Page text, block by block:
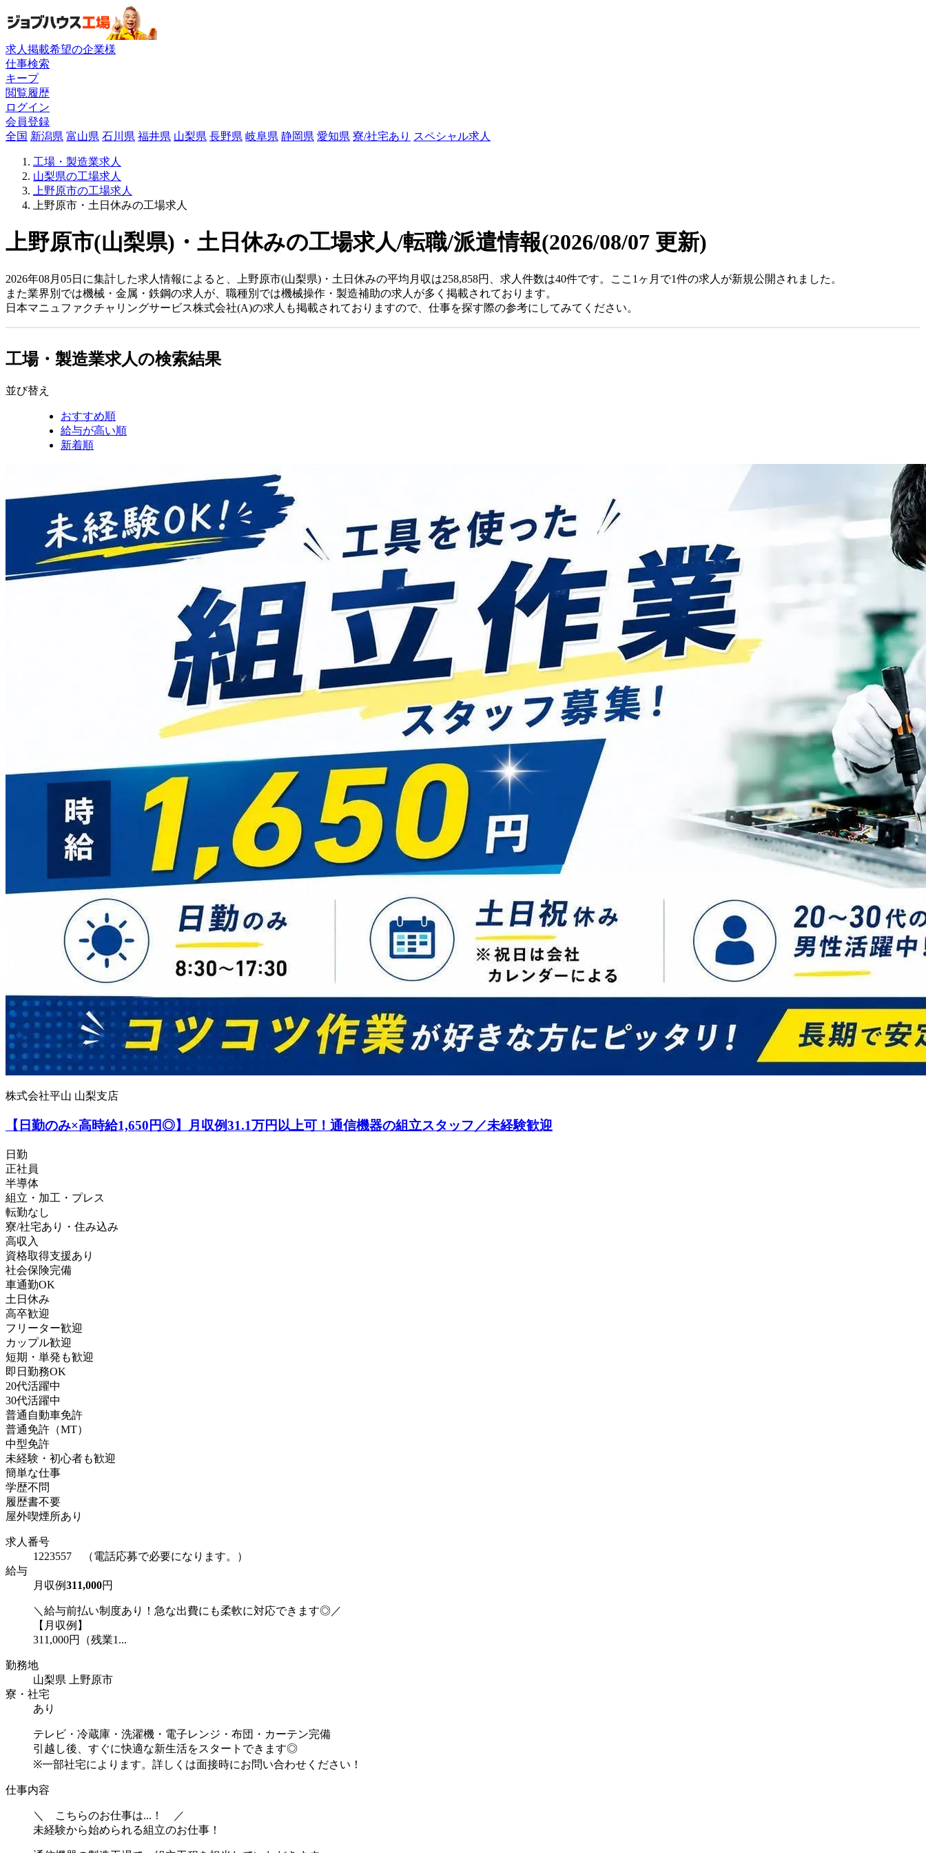
求人掲載希望の企業様
仕事検索
キープ
閲覧履歴
ログイン
会員登録
全国 新潟県 富山県 石川県 福井県 山梨県 長野県 岐阜県 静岡県 愛知県 寮/社宅あり スペシャル求人
工場・製造業求人
山梨県の工場求人
上野原市の工場求人
上野原市・土日休みの工場求人
上野原市(山梨県)・土日休みの工場求人/転職/派遣情報(2026/08/07 更新)
2026年08月05日に集計した求人情報によると、上野原市(山梨県)・土日休みの平均月収は258,858円、求人件数は40件です。ここ1ヶ月で1件の求人が新規公開されました。
また業界別では機械・金属・鉄鋼の求人が、職種別では機械操作・製造補助の求人が多く掲載されております。
日本マニュファクチャリングサービス株式会社(A)の求人も掲載されておりますので、仕事を探す際の参考にしてみてください。
工場・製造業求人の検索結果
並び替え
おすすめ順
給与が高い順
新着順
株式会社平山 山梨支店
【日勤のみ×高時給1,650円◎】月収例31.1万円以上可！通信機器の組立スタッフ／未経験歓迎
日勤
正社員
半導体
組立・加工・プレス
転勤なし
寮/社宅あり・住み込み
高収入
資格取得支援あり
社会保険完備
車通勤OK
土日休み
高卒歓迎
フリーター歓迎
カップル歓迎
短期・単発も歓迎
即日勤務OK
20代活躍中
30代活躍中
普通自動車免許
普通免許（MT）
中型免許
未経験・初心者も歓迎
簡単な仕事
学歴不問
履歴書不要
屋外喫煙所あり
求人番号
1223557 （電話応募で必要になります。）
給与
月収例311,000円
＼給与前払い制度あり！急な出費にも柔軟に対応できます◎／
【月収例】
311,000円（残業1...
勤務地
山梨県 上野原市
寮・社宅
あり
テレビ・冷蔵庫・洗濯機・電子レンジ・布団・カーテン完備
引越し後、すぐに快適な新生活をスタートできます◎
※一部社宅によります。詳しくは面接時にお問い合わせください！
仕事内容
＼ こちらのお仕事は...！ ／
未経験から始められる組立のお仕事！